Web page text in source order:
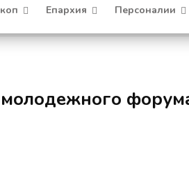
Епархия Персоналии
молодежного